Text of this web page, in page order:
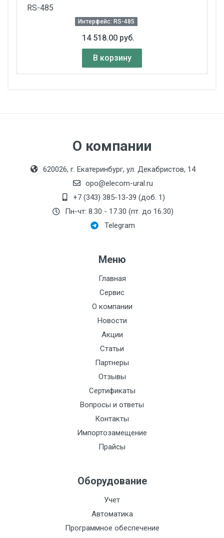
RS-485
Интерфейс: RS-485
14 518.00 руб.
В корзину
485
Монтажная длина, мм:
Производитель:
Термотроник
Номинальный диаметр
Резьба:
Максимальный напор,
Давление, МПа:
Электроописание:
Номинальное
давление:
Стоимость поверки:
t, С:
Питание:
Сталь:
Функционально:
Индикация:
О компании
620026, г. Екатеринбург, ул. Декабристов, 14
opo@elecom-ural.ru
+7 (343) 385-13-39 (доб. 1)
Пн-чт: 8.30 - 17.30 (пт. до 16.30)
Telegram
Меню
Главная
Сервис
О компании
Новости
Акции
Статьи
Партнеры
Отзывы
Сертификаты
Вопросы и ответы
Контакты
Импортозамещение
Прайсы
Оборудование
Учет
Автоматика
Программное обеспечение